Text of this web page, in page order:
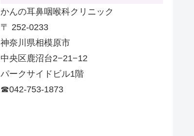
かんの耳鼻咽喉科クリニック
〒 252-0233
神奈川県相模原市
中央区鹿沼台2−21−12
パークサイドビル1階
☎042-753-1873